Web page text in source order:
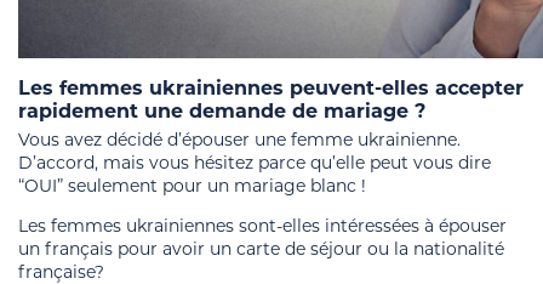
Les femmes ukrainiennes peuvent-elles accepter
rapidement une demande de mariage ?
Vous avez décidé d’épouser une femme ukrainienne.
D’accord, mais vous hésitez parce qu’elle peut vous dire
“OUI” seulement pour un mariage blanc !
Les femmes ukrainiennes sont-elles intéressées à épouser
un français pour avoir un carte de séjour ou la nationalité
française?